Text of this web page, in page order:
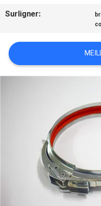
NOUS
NOUVELLES
Surligner: